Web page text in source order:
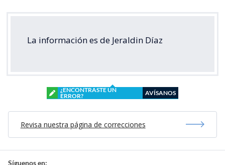
La información es de Jeraldin Díaz
¿ENCONTRASTE UN
ERROR?
AVÍSANOS
Revisa nuestra página de correcciones
Síguenos en: